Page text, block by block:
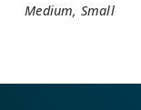
Medium, Small